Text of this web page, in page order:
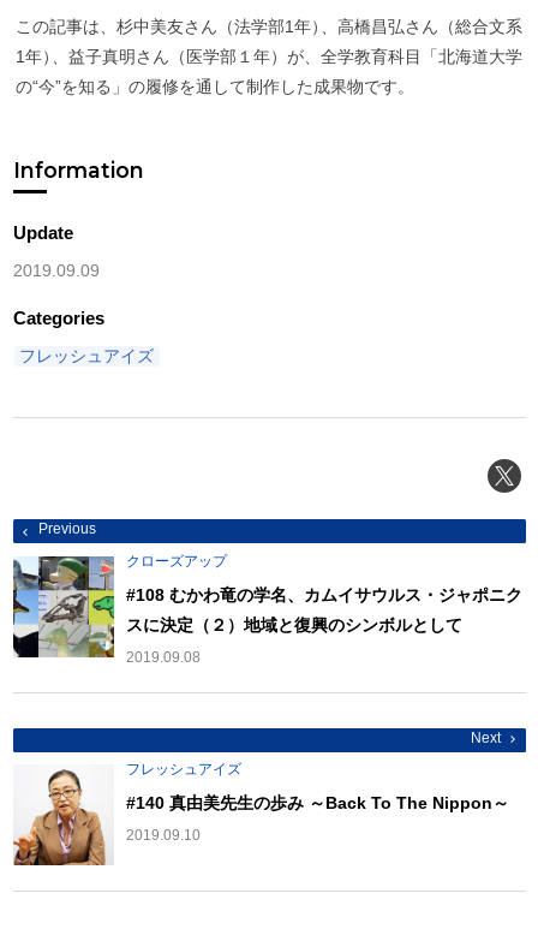
この記事は、杉中美友さん（法学部1年） 、高橋昌弘さん（総合文系
1年） 、益子真明さん（医学部１年）が、全学教育科目「北海道大学
の“今”を知る」の履修を通して制作した成果物です。
Information
Update
2019.09.09
Categories
フレッシュアイズ
投
稿
ナ
ビ
ゲ
ー
シ
ョ
ン
Previous
クローズアップ
#108 むかわ竜の学名、カムイサウルス・ジャポニク
スに決定（２）地域と復興のシンボルとして
2019.09.08
Next
フレッシュアイズ
#140 真由美先生の歩み ～Back To The Nippon～
2019.09.10